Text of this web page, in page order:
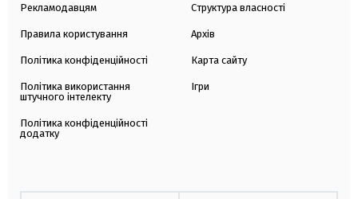
Рекламодавцям
Правила користування
Політика конфіденційності
Політика використання
штучного інтелекту
Політика конфіденційності
додатку
Структура власності
Архів
Карта сайту
Ігри